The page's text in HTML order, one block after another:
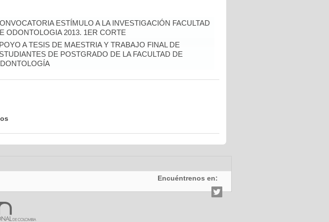
ESTÍMULO A LA INVESTIGACIÓN FACULTAD
ODONTOLOGIA 2013. 1ER CORTE
A TESIS DE MAESTRIA Y TRABAJO FINAL DE
DE POSTGRADO DE LA FACULTAD DE
Encuéntrenos en: